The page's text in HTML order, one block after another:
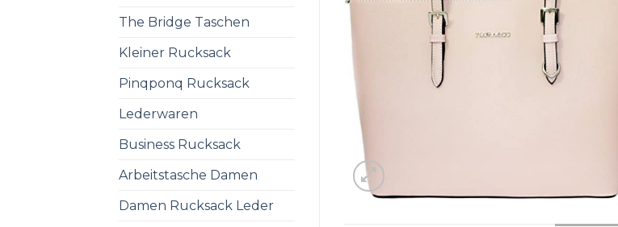
The Bridge Taschen
Kleiner Rucksack
Pinqponq Rucksack
Lederwaren
Business Rucksack
Arbeitstasche Damen
Damen Rucksack Leder